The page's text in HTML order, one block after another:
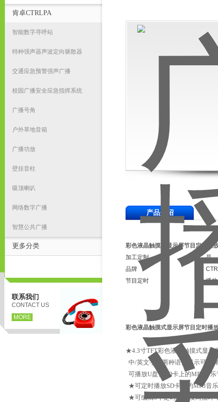
肯卓CTRLPA
智能数字寻呼站
特种强声器声波定向驱散器
交通应急预警强声广播
校园广播安全应急指挥系统
广播号角
户外草地音箱
广播功放
壁挂音柱
吸顶喇叭
网络数字广播
智慧公共广播
更多分类
联系我们
CONTACT US
MORE
产品介绍
彩色液晶触摸式显示屏节目定时播
加工定制
是
品牌
节目定时
播
彩色液晶触摸式显示屏节目定时播
★4.3寸TFT彩色液晶触摸式显示
中/英文字幕两种语言显示可选
可播放U盘、SD卡上的MP3音
★可定时播放SD卡上的MP3音
★可编辑8个定时方案按周循环